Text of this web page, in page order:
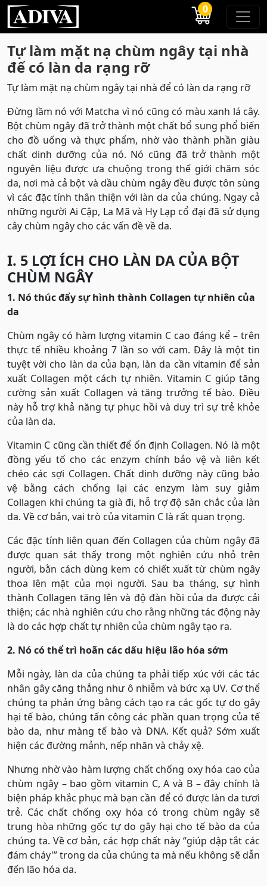
0
Tự làm mặt nạ chùm ngây tại nhà
để có làn da rạng rỡ
Tự làm mặt nạ chùm ngây tại nhà để có làn da rạng rỡ
Đừng lầm nó với Matcha vì nó cũng có màu xanh lá cây.
Bột chùm ngây đã trở thành một chất bổ sung phổ biến
cho đồ uống và thực phẩm, nhờ vào thành phần giàu
chất dinh dưỡng của nó. Nó cũng đã trở thành một
nguyên liệu được ưa chuộng trong thế giới chăm sóc
da, nơi mà cả bột và dầu chùm ngây đều được tôn sùng
vì các đặc tính thân thiện với làn da của chúng. Ngay cả
những người Ai Cập, La Mã và Hy Lạp cổ đại đã sử dụng
cây chùm ngây cho các vấn đề về da.
I. 5 LỢI ÍCH CHO LÀN DA CỦA BỘT
CHÙM NGÂY
1. Nó thúc đẩy sự hình thành Collagen tự nhiên của
da
Chùm ngây có hàm lượng vitamin C cao đáng kể – trên
thực tế nhiều khoảng 7 lần so với cam. Đây là một tin
tuyệt vời cho làn da của bạn, làn da cần vitamin để sản
xuất Collagen một cách tự nhiên. Vitamin C giúp tăng
cường sản xuất Collagen và tăng trưởng tế bào. Điều
này hỗ trợ khả năng tự phục hồi và duy trì sự trẻ khỏe
của làn da.
Vitamin C cũng cần thiết để ổn định Collagen. Nó là một
đồng yếu tố cho các enzym chính bảo vệ và liên kết
chéo các sợi Collagen. Chất dinh dưỡng này cũng bảo
vệ bằng cách chống lại các enzym làm suy giảm
Collagen khi chúng ta già đi, hỗ trợ độ săn chắc của làn
da. Về cơ bản, vai trò của vitamin C là rất quan trọng.
Các đặc tính liên quan đến Collagen của chùm ngây đã
được quan sát thấy trong một nghiên cứu nhỏ trên
người, bằn cách dùng kem có chiết xuất từ ​​chùm ngây
thoa lên mặt của mọi người. Sau ba tháng, sự hình
thành Collagen tăng lên và độ đàn hồi của da được cải
thiện; các nhà nghiên cứu cho rằng những tác động này
là do các hợp chất tự nhiên của chùm ngây tạo ra.
2. Nó có thể trì hoãn các dấu hiệu lão hóa sớm
Mỗi ngày, làn da của chúng ta phải tiếp xúc với các tác
nhân gây căng thẳng như ô nhiễm và bức xạ UV. Cơ thể
chúng ta phản ứng bằng cách tạo ra các gốc tự do gây
hại tế bào, chúng tấn công các phần quan trọng của tế
bào da, như màng tế bào và DNA. Kết quả? Sớm xuất
hiện các đường mảnh, nếp nhăn và chảy xệ.
Nhưng nhờ vào hàm lượng chất chống oxy hóa cao của
chùm ngây – bao gồm vitamin C, A và B – đây chính là
biện pháp khắc phục mà bạn cần để có được làn da tươi
trẻ. Các chất chống oxy hóa có trong chùm ngây sẽ
trung hòa những gốc tự do gây hại cho tế bào da của
chúng ta. Về cơ bản, các hợp chất này “giúp dập tắt các
đám cháy'” trong da của chúng ta mà nếu không sẽ dẫn
đến lão hóa da.